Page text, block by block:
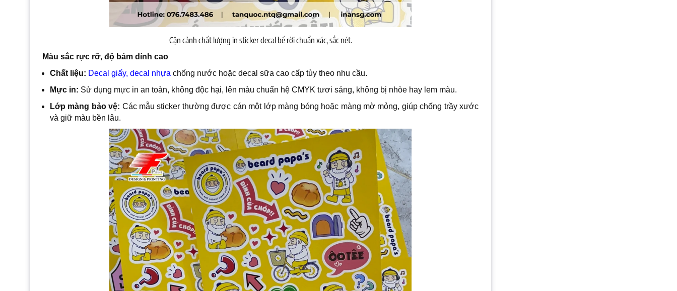
Cận cảnh chất lượng in sticker decal bế rời chuẩn xác, sắc nét.
Màu sắc rực rỡ, độ bám dính cao
Chất liệu: Decal giấy, decal nhựa chống nước hoặc decal sữa cao cấp tùy theo nhu cầu.
Mực in: Sử dụng mực in an toàn, không độc hại, lên màu chuẩn hệ CMYK tươi sáng, không bị nhòe hay lem màu.
Lớp màng bảo vệ: Các mẫu sticker thường được cán một lớp màng bóng hoặc màng mờ mỏng, giúp chống trầy xước
và giữ màu bền lâu.